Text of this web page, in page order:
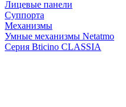
Лицевые панели
Суппорта
Механизмы
Умные механизмы Netatmo
Серия Bticino CLASSIA